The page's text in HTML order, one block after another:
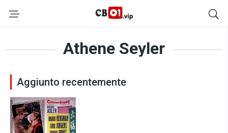
Athene Seyler
Aggiunto recentemente